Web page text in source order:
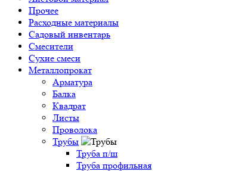
Прочее
Расходные материалы
Садовый инвентарь
Смесители
Сухие смеси
Металлопрокат
Арматура
Балка
Квадрат
Листы
Проволока
Трубы
Труба п/ш
Труба профильная